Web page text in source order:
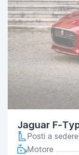
Jaguar F-
Posti a sedere
Motore